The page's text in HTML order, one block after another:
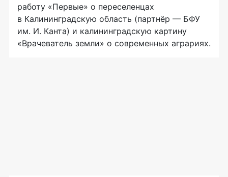
работу «Первые» о переселенцах
в Калининградскую область (партнёр — БФУ
им. И. Канта) и калининградскую картину
«Врачеватель земли» о современных аграриях.